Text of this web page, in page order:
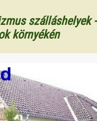
szálláshelyek -
környékén